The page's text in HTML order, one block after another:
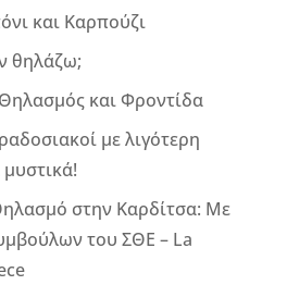
και Καρπούζι
θηλάζω;
και Φροντίδα
με λιγότερη
στην Καρδίτσα: Με
του ΣΘΕ – La